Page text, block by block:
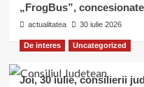
„FrogBus”,
actualitatea 30 iulie 2026
De interes Uncategorized
Joi, 30 iulie, consilierii